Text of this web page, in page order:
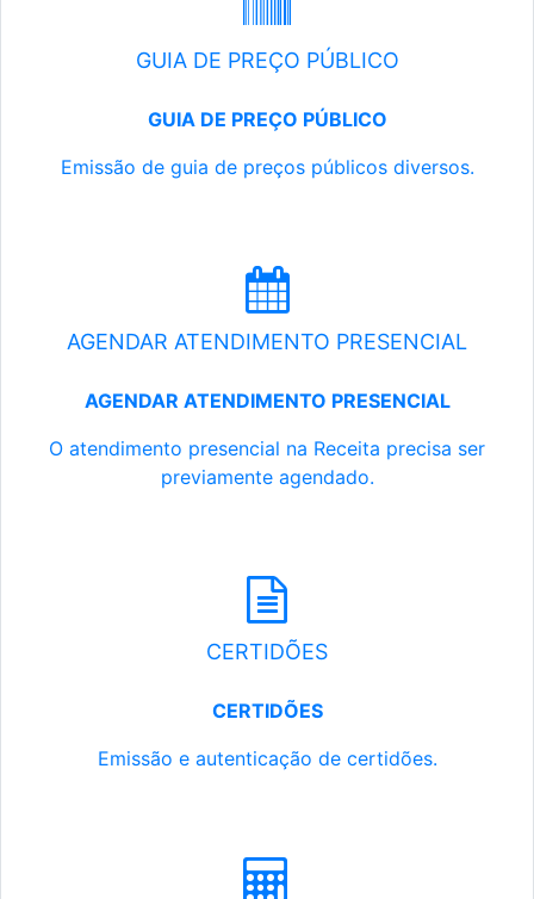
GUIA DE PREÇO PÚBLICO
GUIA DE PREÇO PÚBLICO
Emissão de guia de preços públicos diversos.
AGENDAR ATENDIMENTO PRESENCIAL
AGENDAR ATENDIMENTO PRESENCIAL
O atendimento presencial na Receita precisa ser
previamente agendado.
CERTIDÕES
CERTIDÕES
Emissão e autenticação de certidões.